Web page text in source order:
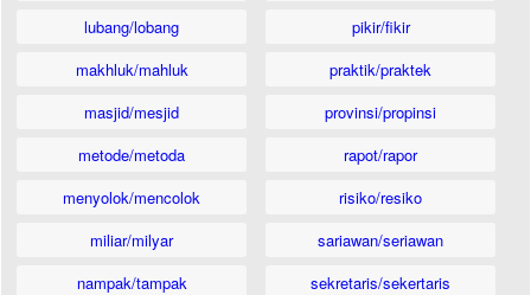
lubang/lobang
makhluk/mahluk
masjid/mesjid
metode/metoda
menyolok/mencolok
miliar/milyar
nampak/tampak
pikir/fikir
praktik/praktek
provinsi/propinsi
rapot/rapor
risiko/resiko
sariawan/seriawan
sekretaris/sekertaris